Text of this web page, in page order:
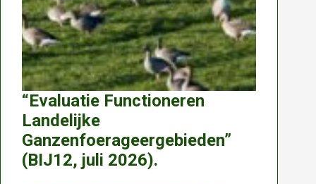
verwijderen
“Evaluatie Functioneren
Landelijke
Ganzenfoerageergebieden”
(BIJ12, juli 2026).